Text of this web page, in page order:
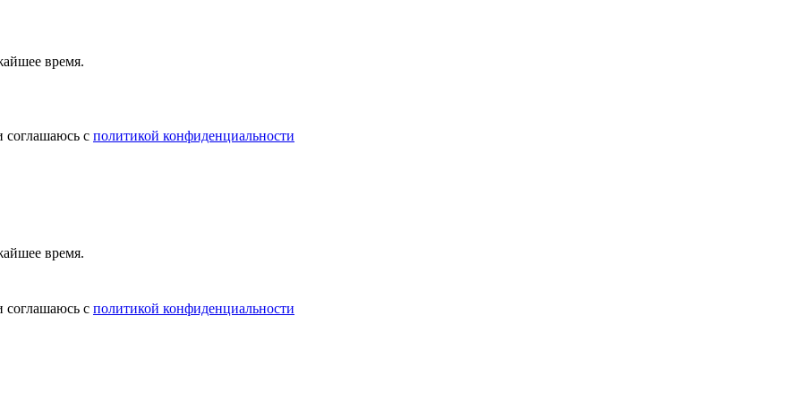
время.
соглашаюсь с политикой конфиденциальности
время.
соглашаюсь с политикой конфиденциальности